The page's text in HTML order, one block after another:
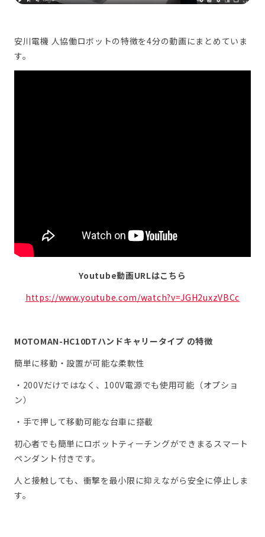
安川電機 人協働ロボットの特徴を4分の動画にまとめていま
す。
Youtube動画URLはこちら
https://www.youtube.com/watch?v=JGH2uxzVBCc
MOTOMAN-HC10DTハンドキャリータイプ の特徴
簡単に移動・設置が可能な柔軟性
・200Vだけではなく、100V電源でも使用可能（オプショ
ン）
・手で押して移動可能な台車に搭載
初心者でも簡単にロボットティーチングができまるスマート
ペンダント付きです。
人と接触しても、衝撃を最小限に抑えながら安全に停止しま
す。